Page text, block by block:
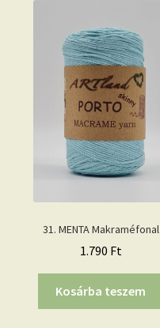
31. MENTA Makraméfonal
1.790 Ft
Kosárba teszem